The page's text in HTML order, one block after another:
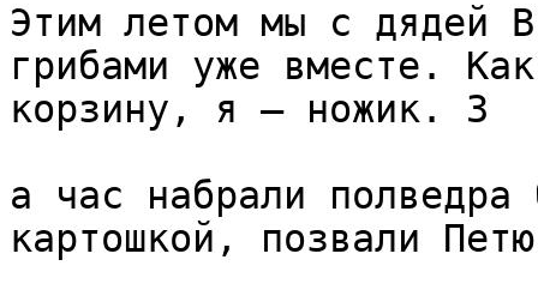
Этим летом мы с дядей
грибами уже вместе.
корзину, я — ножик. З
а час набрали
картошкой, позвали